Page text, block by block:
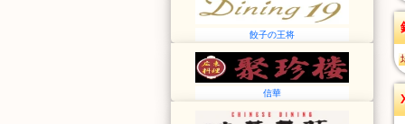
餃子の王将
信華